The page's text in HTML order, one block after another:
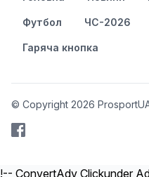
Футбол ЧС-2026
Гаряча кнопка
© Copyright 2026
!-- ConvertAdv Clickunder